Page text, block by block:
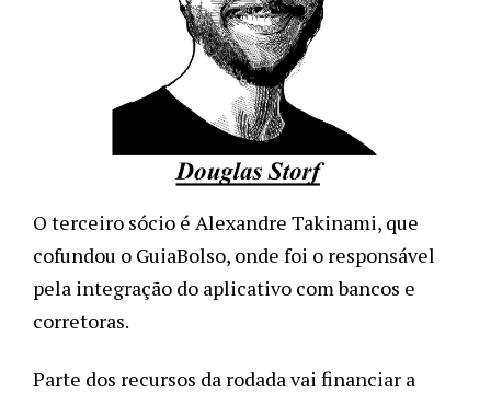
O terceiro sócio é Alexandre Takinami, que
cofundou o GuiaBolso, onde foi o responsável
pela integração do aplicativo com bancos e
corretoras.
Parte dos recursos da rodada vai financiar a